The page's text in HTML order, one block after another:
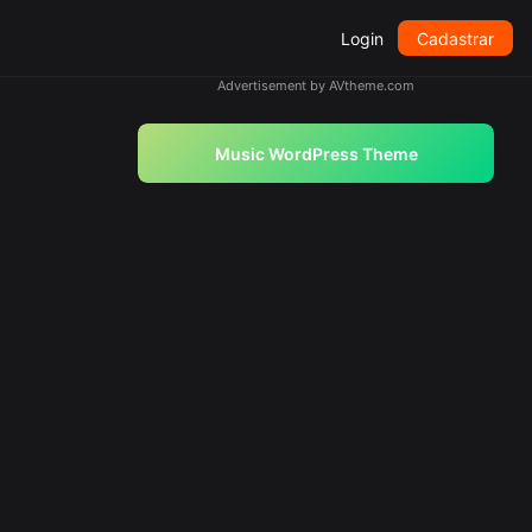
Login Cadastrar
Advertisement by AVtheme.com
Music WordPress Theme